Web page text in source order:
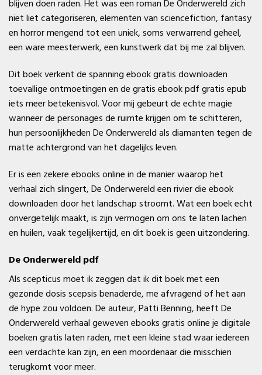
blijven doen raden. Het was een roman De Onderwereld zich
niet liet categoriseren, elementen van sciencefiction, fantasy
en horror mengend tot een uniek, soms verwarrend geheel,
een ware meesterwerk, een kunstwerk dat bij me zal blijven.
Dit boek verkent de spanning ebook gratis downloaden
toevallige ontmoetingen en de gratis ebook pdf gratis epub
iets meer betekenisvol. Voor mij gebeurt de echte magie
wanneer de personages de ruimte krijgen om te schitteren,
hun persoonlijkheden De Onderwereld als diamanten tegen de
matte achtergrond van het dagelijks leven.
Er is een zekere ebooks online in de manier waarop het
verhaal zich slingert, De Onderwereld een rivier die ebook
downloaden door het landschap stroomt. Wat een boek echt
onvergetelijk maakt, is zijn vermogen om ons te laten lachen
en huilen, vaak tegelijkertijd, en dit boek is geen uitzondering.
De Onderwereld pdf
Als scepticus moet ik zeggen dat ik dit boek met een
gezonde dosis scepsis benaderde, me afvragend of het aan
de hype zou voldoen. De auteur, Patti Benning, heeft De
Onderwereld verhaal geweven ebooks gratis online je digitale
boeken gratis laten raden, met een kleine stad waar iedereen
een verdachte kan zijn, en een moordenaar die misschien
terugkomt voor meer.